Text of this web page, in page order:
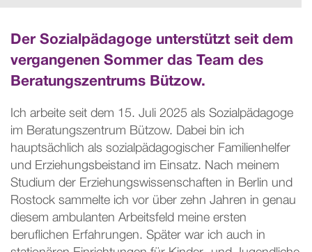
Der Sozialpädagoge unterstützt seit dem
vergangenen Sommer das Team des
Beratungszentrums Bützow.
Ich arbeite seit dem 15. Juli 2025 als Sozialpädagoge
im Beratungszentrum Bützow. Dabei bin ich
hauptsächlich als sozialpädagogischer Familienhelfer
und Erziehungsbeistand im Einsatz. Nach meinem
Studium der Erziehungswissenschaften in Berlin und
Rostock sammelte ich vor über zehn Jahren in genau
diesem ambulanten Arbeitsfeld meine ersten
beruflichen Erfahrungen. Später war ich auch in